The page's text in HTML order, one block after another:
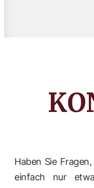
Haben Sie
einfach nur